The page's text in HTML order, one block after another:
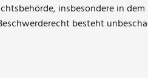
insbesondere in
besteht